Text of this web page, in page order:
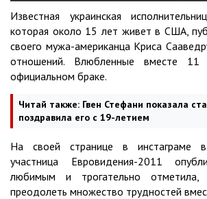
Известная украинская
которая около 15 лет живет в США,
своего мужа-американца Криса
отношений. Влюбленные вместе
официальном браке.
Читай также: Гвен Стефани показала
поздравила его с 19-летием
На своей странице в инстаграме
участница Евровидения-2011
любимым и трогательно
преодолеть множество трудностей